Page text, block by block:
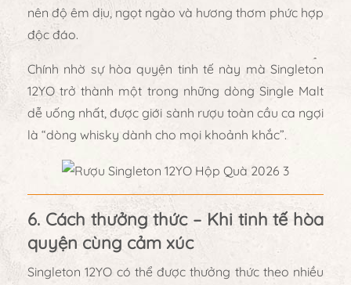
nên độ êm dịu, ngọt ngào và hương thơm phức hợp
độc đáo.
Chính nhờ sự hòa quyện tinh tế này mà Singleton
12YO trở thành một trong những dòng Single Malt
dễ uống nhất, được giới sành rượu toàn cầu ca ngợi
là “dòng whisky dành cho mọi khoảnh khắc”.
6. Cách thưởng thức – Khi tinh tế hòa
quyện cùng cảm xúc
Singleton 12YO có thể được thưởng thức theo nhiều